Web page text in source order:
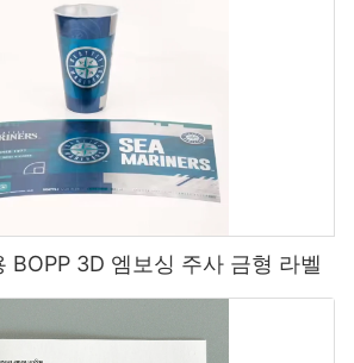
BOPP 3D 엠보싱 주사 금형 라벨